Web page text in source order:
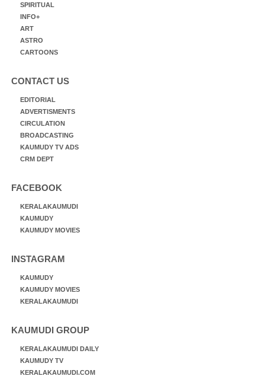
SPIRITUAL
INFO+
ART
ASTRO
CARTOONS
CONTACT US
EDITORIAL
ADVERTISMENTS
CIRCULATION
BROADCASTING
KAUMUDY TV ADS
CRM DEPT
FACEBOOK
KERALAKAUMUDI
KAUMUDY
KAUMUDY MOVIES
INSTAGRAM
KAUMUDY
KAUMUDY MOVIES
KERALAKAUMUDI
KAUMUDI GROUP
KERALAKAUMUDI DAILY
KAUMUDY TV
KERALAKAUMUDI.COM